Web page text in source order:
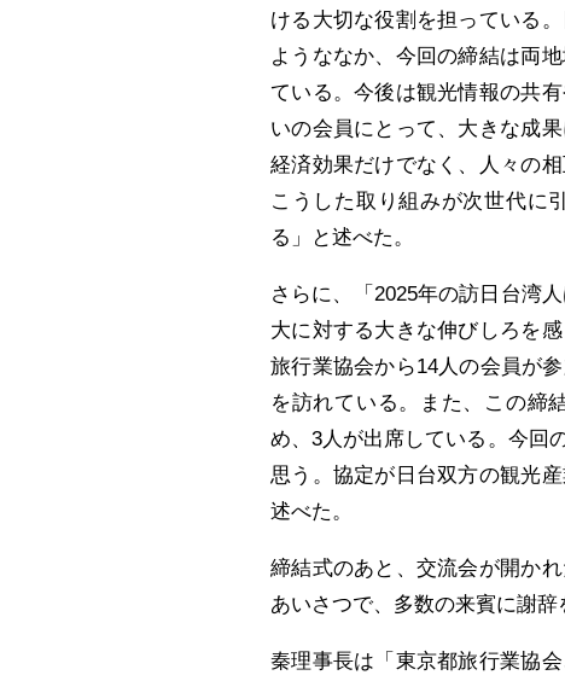
ける大切な役割を担っている
ようななか、今回の締結は両
ている。今後は観光情報の共
いの会員にとって、大きな成
経済効果だけでなく、人々の
こうした取り組みが次世代に
る」と述べた。
さらに、「2025年の訪日台湾
大に対する大きな伸びしろを
旅行業協会から14人の会員が
を訪れている。また、この締
め、3人が出席している。今回
思う。協定が日台双方の観光
述べた。
締結式のあと、交流会が開か
あいさつで、多数の来賓に謝辞
秦理事長は「東京都旅行業協